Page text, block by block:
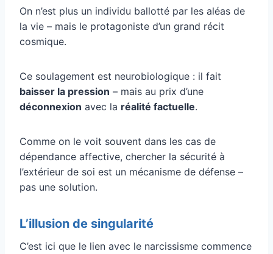
On n’est plus un individu ballotté par les aléas de
la vie – mais le protagoniste d’un grand récit
cosmique.
Ce soulagement est neurobiologique : il fait
baisser la pression – mais au prix d’une
déconnexion avec la réalité factuelle.
Comme on le voit souvent dans les cas de
dépendance affective, chercher la sécurité à
l’extérieur de soi est un mécanisme de défense –
pas une solution.
L’illusion de singularité
C’est ici que le lien avec le narcissisme commence